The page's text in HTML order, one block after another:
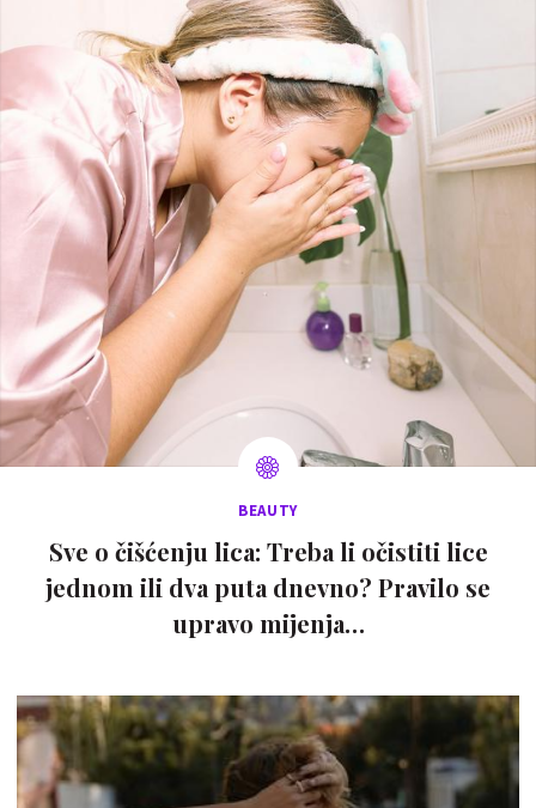
BEAUTY
Sve o čišćenju lica: Treba li očistiti lice
jednom ili dva puta dnevno? Pravilo se
upravo mijenja…